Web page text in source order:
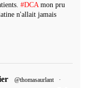
#DCA mon pru
n'allait jamais
@thomasaurlant
·